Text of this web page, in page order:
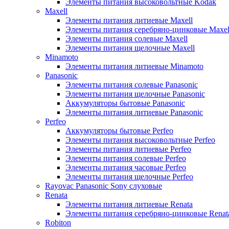
Элементы питания высоковольтные Kodak
Maxell
Элементы питания литиевые Maxell
Элементы питания серебряно-цинковые
Элементы питания солевые Maxell
Элементы питания щелочные Maxell
Minamoto
Элементы питания литиевые Minamoto
Panasonic
Элементы питания солевые Panasonic
Элементы питания щелочные Panasonic
Аккумуляторы бытовые Panasonic
Элементы питания литиевые Panasonic
Perfeo
Аккумуляторы бытовые Perfeo
Элементы питания высоковольтные Perfeo
Элементы питания литиевые Perfeo
Элементы питания солевые Perfeo
Элементы питания часовые Perfeo
Элементы питания щелочные Perfeo
Rayovac Panasonic Sony слуховые
Renata
Элементы питания литиевые Renata
Элементы питания серебряно-цинковые
Robiton